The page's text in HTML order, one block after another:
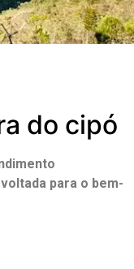
do cipó
para o bem-